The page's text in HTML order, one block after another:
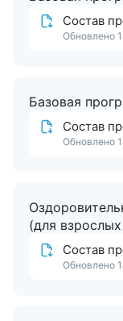
предоставляет
животными.
и правила
Состав
Обновлено
Базовая
Состав
Обновлено
(для
Состав
Обновлено